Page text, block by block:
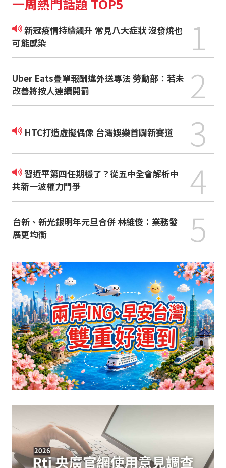
新冠疫情持續飆升 常見八大症狀 沒發燒也
可能感染
1
Uber Eats疊單報酬違外送專法 勞動部：若未
改善將按人連續開罰
2
HTC打造虛擬偶像 台灣娛樂首闢新賽道 3
習近平第四任期穩了？從五中全會解析中
共新一波權力鬥爭
4
台新、新光銀明年元旦合併 林維俊：業務發
展更均衡
5